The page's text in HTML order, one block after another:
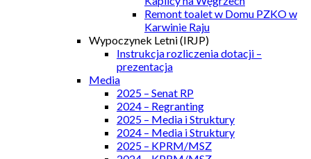
Remont toalet w Domu PZKO w
Karwinie Raju
Wypoczynek Letni (IRJP)
Instrukcja rozliczenia dotacji –
prezentacja
Media
2025 – Senat RP
2024 – Regranting
2025 – Media i Struktury
2024 – Media i Struktury
2025 – KPRM/MSZ